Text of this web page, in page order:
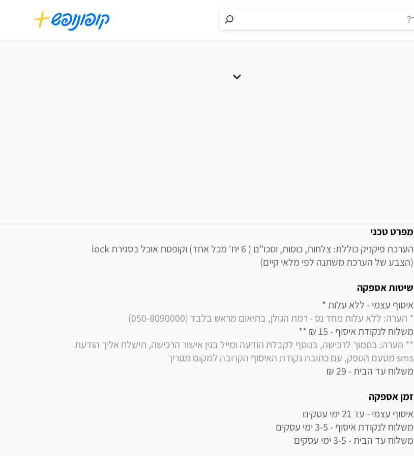
מידע נוסף
מפרט טכני
(הצבע של הערכת משתנה לפי מלאי קיים)
שיטות אספקה
איסוף עצמי - ללא עלות *
* הערה: ללא עלות מחד נס - רמת הגולן, בתיאום מראש בלבד (050-8090000)
משלוח לנקודת איסוף - 15 ₪ **
sms מטעם הספק, עם כתובת נקודת האיסוף הקרובה למקום מגוריך
משלוח עד הבית - 29 ₪
זמן אספקה
משלוח עד הבית - 3-5 ימי עסקים